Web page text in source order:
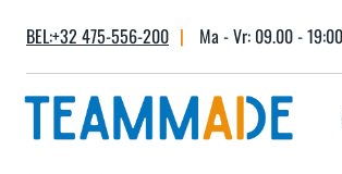
content
BEL:+32 475-556-200 | Ma - Vr: 09.00 - 19:00